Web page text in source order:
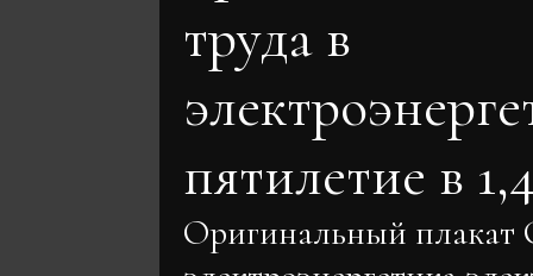
труда в
пятилетие в
Оригинальный